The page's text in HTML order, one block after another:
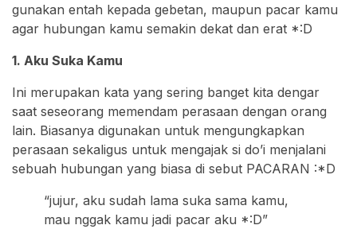
gunakan entah kepada gebetan, maupun pacar kamu
agar hubungan kamu semakin dekat dan erat *:D
1. Aku Suka Kamu
Ini merupakan kata yang sering banget kita dengar
saat seseorang memendam perasaan dengan orang
lain. Biasanya digunakan untuk mengungkapkan
perasaan sekaligus untuk mengajak si do’i menjalani
sebuah hubungan yang biasa di sebut PACARAN :*D
“jujur, aku sudah lama suka sama kamu,
mau nggak kamu jadi pacar aku *:D”